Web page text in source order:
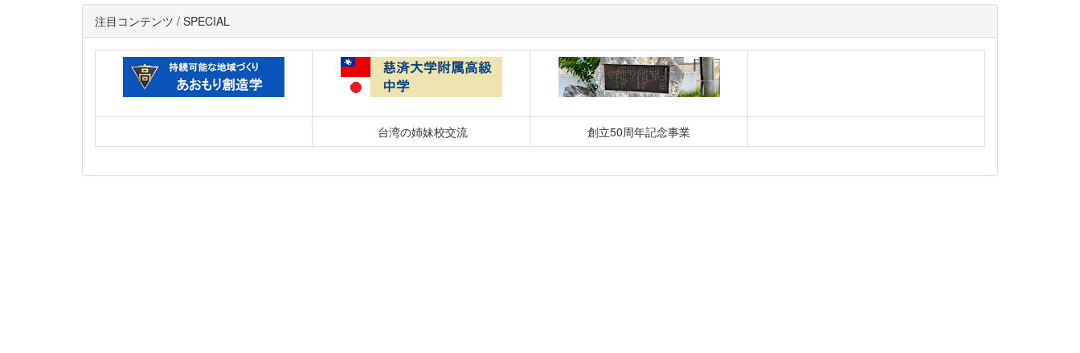
注目コンテンツ / SPECIAL
台湾の姉妹校交流 創立50周年記念事業